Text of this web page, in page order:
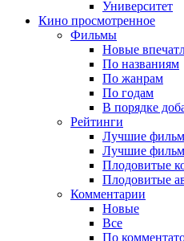
Университет
Кино просмотренное
Фильмы
Новые
По названиям
По жанрам
По годам
В порядке
Рейтинги
Лучшие
Лучшие
Плодовитые
Плодовитые
Комментарии
Новые
Все
По